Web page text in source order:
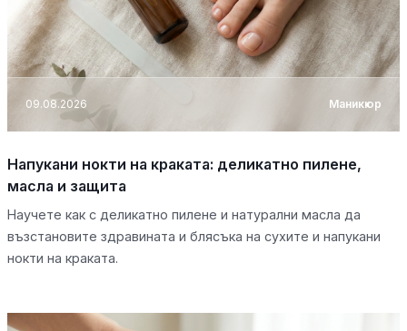
09.08.2026 Маникюр
Напукани нокти на краката: деликатно пилене,
масла и защита
Научете как с деликатно пилене и натурални масла да
възстановите здравината и блясъка на сухите и напукани
нокти на краката.